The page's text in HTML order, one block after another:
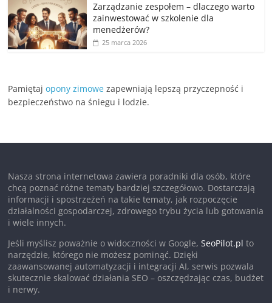
Zarządzanie zespołem – dlaczego warto
zainwestować w szkolenie dla
menedżerów?
25 marca 2026
Pamiętajopony zimowe zapewniają lepszą przyczepność i
bezpieczeństwo na śniegu i lodzie.
Nasza strona internetowa zawiera poradniki dla osób, które
chcą poznać różne tematy bardziej szczegółowo. Dostarczają
informacji i spostrzeżeń na takie tematy, jak rozpoczęcie
działalności gospodarczej, zdrowego trybu życia lub gotowania
i wiele innych.
Jeśli myślisz poważnie o widoczności w Google,SeoPilot.pl to
narzędzie, którego nie możesz pominąć. Dzięki
zaawansowanej automatyzacji i integracji AI, serwis pozwala
skutecznie skalować działania SEO – oszczędzając czas, budżet
i nerwy.